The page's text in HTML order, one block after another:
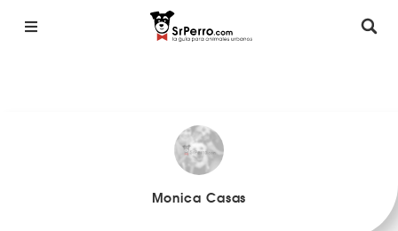
Monica Casas